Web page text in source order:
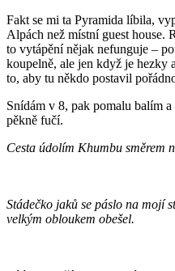
Fakt se mi ta Pyramida líbila,
Alpách než místní guest house.
to vytápění nějak nefunguje –
koupelně, ale jen když je hezky
to, aby tu někdo postavil
Snídám v 8, pak pomalu balím
pěkně fučí.
Cesta údolím Khumbu směrem
Stádečko jaků se páslo na mojí
velkým obloukem obešel.